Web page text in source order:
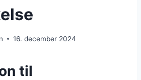
16. december 2024
til